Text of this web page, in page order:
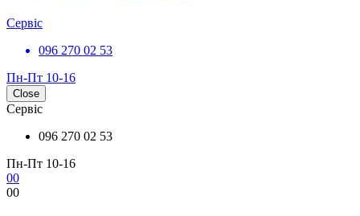
Сервіс
096 270 02 53
Пн-Пт 10-16
Close
Сервіс
096 270 02 53
Пн-Пт 10-16
00
00